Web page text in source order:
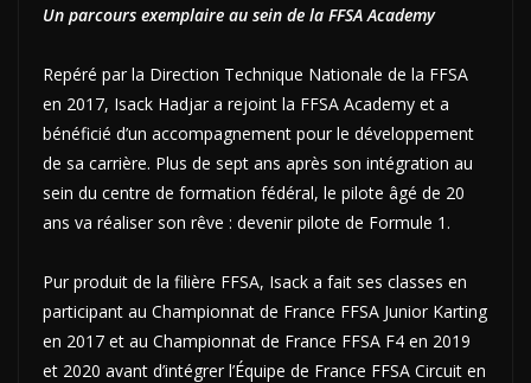
Un parcours exemplaire au sein de la FFSA Academy
Repéré par la Direction Technique Nationale de la FFSA
en 2017, Isack Hadjar a rejoint la FFSA Academy et a
bénéficié d’un accompagnement pour le développement
de sa carrière. Plus de sept ans après son intégration au
sein du centre de formation fédéral, le pilote âgé de 20
ans va réaliser son rêve : devenir pilote de Formule 1.
Pur produit de la filière FFSA, Isack a fait ses classes en
participant au Championnat de France FFSA Junior Karting
en 2017 et au Championnat de France FFSA F4 en 2019
et 2020 avant d’intégrer l’Équipe de France FFSA Circuit en